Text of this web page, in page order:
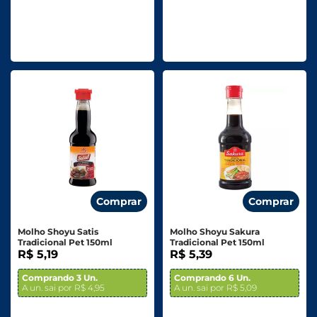
Comprar
Molho Shoyu Satis
Tradicional Pet 150ml
R$ 5,19
Comprando 3 Un.
A un. sai por R$ 4,95
Comprar
Molho Shoyu Sakura
Tradicional Pet 150ml
R$ 5,39
Comprando 6 Un.
A un. sai por R$ 5,09